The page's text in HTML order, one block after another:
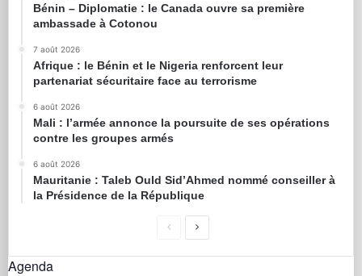
Bénin – Diplomatie : le Canada ouvre sa première
ambassade à Cotonou
7 août 2026
Afrique : le Bénin et le Nigeria renforcent leur
partenariat sécuritaire face au terrorisme
6 août 2026
Mali : l’armée annonce la poursuite de ses opérations
contre les groupes armés
6 août 2026
Mauritanie : Taleb Ould Sid’Ahmed nommé conseiller à
la Présidence de la République
Agenda